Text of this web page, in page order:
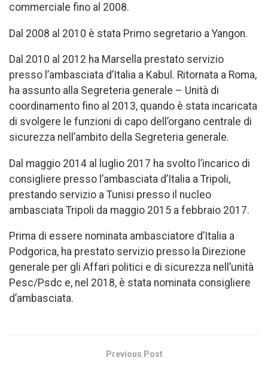
commerciale fino al 2008.
Dal 2008 al 2010 è stata Primo segretario a Yangon.
Dal 2010 al 2012 ha Marsella prestato servizio
presso l’ambasciata d’Italia a Kabul. Ritornata a Roma,
ha assunto alla Segreteria generale – Unità di
coordinamento fino al 2013, quando è stata incaricata
di svolgere le funzioni di capo dell’organo centrale di
sicurezza nell’ambito della Segreteria generale.
Dal maggio 2014 al luglio 2017 ha svolto l’incarico di
consigliere presso l’ambasciata d’Italia a Tripoli,
prestando servizio a Tunisi presso il nucleo
ambasciata Tripoli da maggio 2015 a febbraio 2017.
Prima di essere nominata ambasciatore d’Italia a
Podgorica, ha prestato servizio presso la Direzione
generale per gli Affari politici e di sicurezza nell’unità
Pesc/Psdc e, nel 2018, è stata nominata consigliere
d’ambasciata.
Previous Post